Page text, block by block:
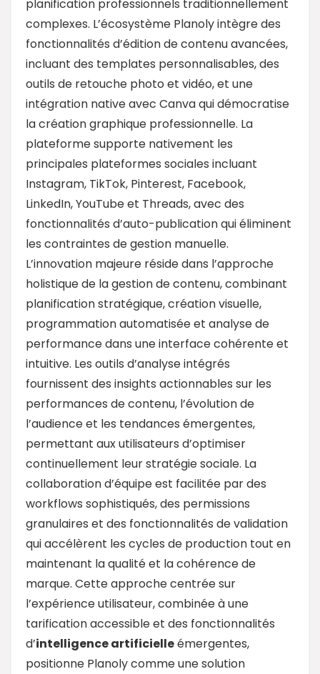
planification professionnels traditionnellement
complexes. L’écosystème Planoly intègre des
fonctionnalités d’édition de contenu avancées,
incluant des templates personnalisables, des
outils de retouche photo et vidéo, et une
intégration native avec Canva qui démocratise
la création graphique professionnelle. La
plateforme supporte nativement les
principales plateformes sociales incluant
Instagram, TikTok, Pinterest, Facebook,
LinkedIn, YouTube et Threads, avec des
fonctionnalités d’auto-publication qui éliminent
les contraintes de gestion manuelle.
L’innovation majeure réside dans l’approche
holistique de la gestion de contenu, combinant
planification stratégique, création visuelle,
programmation automatisée et analyse de
performance dans une interface cohérente et
intuitive. Les outils d’analyse intégrés
fournissent des insights actionnables sur les
performances de contenu, l’évolution de
l’audience et les tendances émergentes,
permettant aux utilisateurs d’optimiser
continuellement leur stratégie sociale. La
collaboration d’équipe est facilitée par des
workflows sophistiqués, des permissions
granulaires et des fonctionnalités de validation
qui accélèrent les cycles de production tout en
maintenant la qualité et la cohérence de
marque. Cette approche centrée sur
l’expérience utilisateur, combinée à une
tarification accessible et des fonctionnalités
d’intelligence artificielleémergentes,
positionne Planoly comme une solution